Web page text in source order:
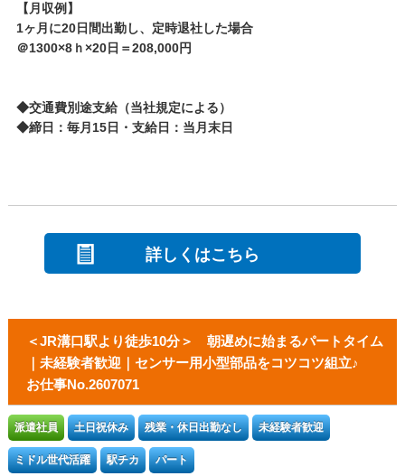
【月収例】
1ヶ月に20日間出勤し、定時退社した場合
＠1300×8ｈ×20日＝208,000円
◆交通費別途支給（当社規定による）
◆締日：毎月15日・支給日：当月末日
詳しくはこちら
＜JR溝口駅より徒歩10分＞ 朝遅めに始まるパートタイム
｜未経験者歓迎｜センサー用小型部品をコツコツ組立♪
お仕事No.2607071
派遣社員 土日祝休み 残業・休日出勤なし 未経験者歓迎
ミドル世代活躍 駅チカ パート